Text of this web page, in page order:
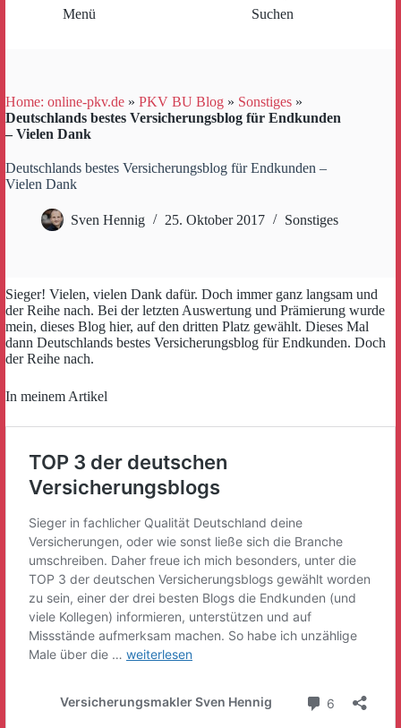
Menü Suchen
Home: online-pkv.de » PKV BU Blog » Sonstiges »
Deutschlands bestes Versicherungsblog für Endkunden
– Vielen Dank
Deutschlands bestes Versicherungsblog für Endkunden –
Vielen Dank
Sven Hennig 25. Oktober 2017 Sonstiges
Sieger! Vielen, vielen Dank dafür. Doch immer ganz langsam und
der Reihe nach. Bei der letzten Auswertung und Prämierung wurde
mein, dieses Blog hier, auf den dritten Platz gewählt. Dieses Mal
dann Deutschlands bestes Versicherungsblog für Endkunden. Doch
der Reihe nach.
In meinem Artikel